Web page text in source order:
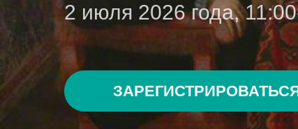
2 июля 2026 года,